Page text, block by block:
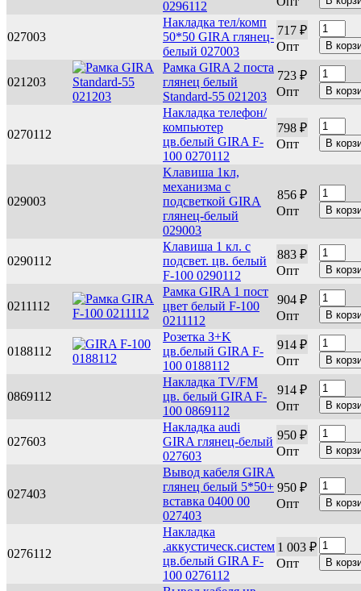
0296112
027003
Накладка тел/комп
50*50 GIRA глянец-
белый 027003
717 ₽
Опт
021203
Рамка GIRA 2 поста
глянец белый
Standard-55 021203
723 ₽
Опт
0270112
Накладка телефон/
компьютер
цв.белый GIRA F-
100 0270112
798 ₽
Опт
029003
Kлавиша 1кл,
механизма с
подсветкой GIRA
глянец-белый
029003
856 ₽
Опт
0290112
Клавиша 1 кл. с
подсвет. цв. белый
F-100 0290112
883 ₽
Опт
0211112
Рамка GIRA 1 пост
цвет белый F-100
0211112
904 ₽
Опт
0188112
Розетка З+K
цв.белый GIRA F-
100 0188112
914 ₽
Опт
0869112
Накладка TV/FM
цв. белый GIRA F-
100 0869112
914 ₽
Опт
027603
Накладка audi
GIRA глянец-белый
027603
950 ₽
Опт
027403
Вывод кабеля GIRA
глянец белый 5*50+
вставка 0400 00
027403
950 ₽
Опт
0276112
Накладка
.аккустическ.систем
цв.белый GIRA F-
100 0276112
1 003 ₽
Опт